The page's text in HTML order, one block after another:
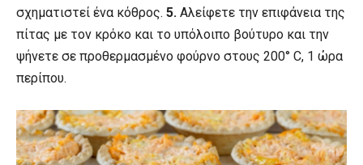
σχηματιστεί ένα κόθρος. 5. Αλείφετε την επιφάνεια της
πίτας με τον κρόκο και το υπόλοιπο βούτυρο και την
ψήνετε σε προθερμασμένο φούρνο στους 200° C, 1 ώρα
περίπου.